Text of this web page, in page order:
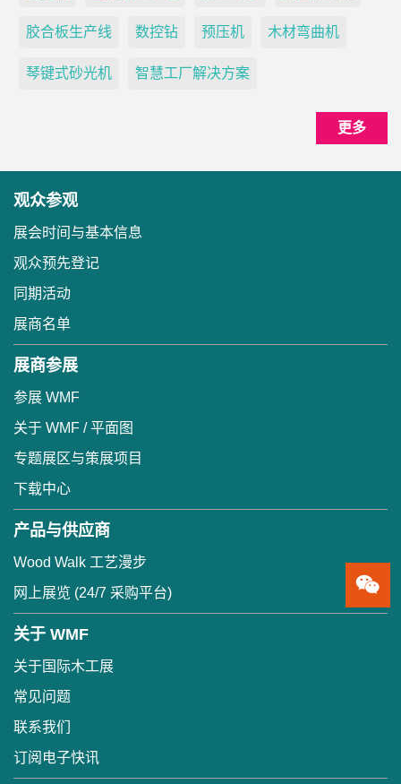
胶合板生产线 数控钻 预压机 木材弯曲机
琴键式砂光机 智慧工厂解决方案
更多
观众参观
展会时间与基本信息
观众预先登记
同期活动
展商名单
展商参展
参展 WMF
关于 WMF / 平面图
专题展区与策展项目
下载中心
产品与供应商
Wood Walk 工艺漫步
网上展览 (24/7 采购平台)
关于 WMF
关于国际木工展
常见问题
联系我们
订阅电子快讯